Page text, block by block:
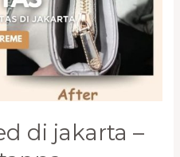
di jakarta –